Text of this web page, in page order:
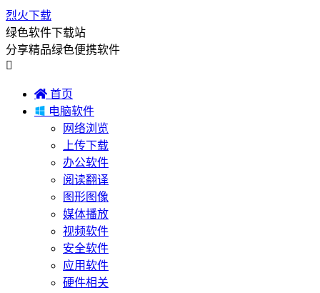
烈火下载
绿色软件下载站
分享精品绿色便携软件

 首页
 电脑软件
网络浏览
上传下载
办公软件
阅读翻译
图形图像
媒体播放
视频软件
安全软件
应用软件
硬件相关